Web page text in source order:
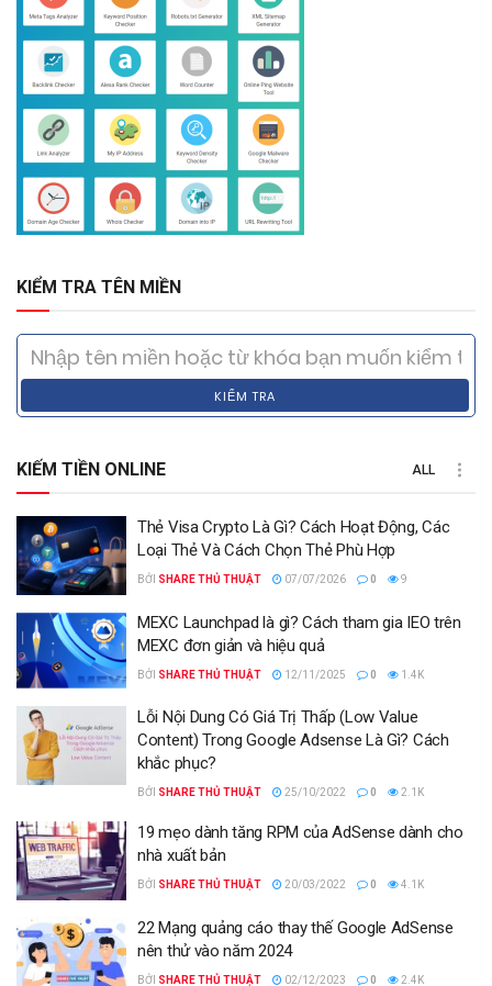
KIỂM TRA TÊN MIỀN
KIỂM TRA
KIẾM TIỀN ONLINE ALL
Thẻ Visa Crypto Là Gì? Cách Hoạt Động, Các
Loại Thẻ Và Cách Chọn Thẻ Phù Hợp
BỞI SHARE THỦ THUẬT 07/07/2026 0 9
MEXC Launchpad là gì? Cách tham gia IEO trên
MEXC đơn giản và hiệu quả
BỞI SHARE THỦ THUẬT 12/11/2025 0 1.4K
Lỗi Nội Dung Có Giá Trị Thấp (Low Value
Content) Trong Google Adsense Là Gì? Cách
khắc phục?
BỞI SHARE THỦ THUẬT 25/10/2022 0 2.1K
19 mẹo dành tăng RPM của AdSense dành cho
nhà xuất bản
BỞI SHARE THỦ THUẬT 20/03/2022 0 4.1K
22 Mạng quảng cáo thay thế Google AdSense
nên thử vào năm 2024
BỞI SHARE THỦ THUẬT 02/12/2023 0 2.4K